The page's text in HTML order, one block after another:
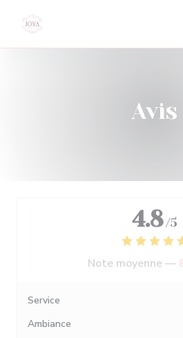
Avis
4.8 /5
Note moyenne —
Service
Ambiance